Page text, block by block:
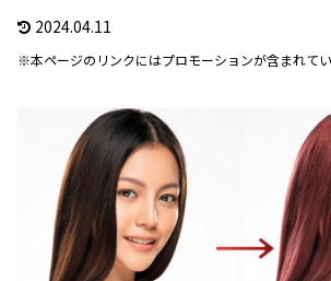
2024.04.11
※本ページのリンクにはプロモーションが含まれてい